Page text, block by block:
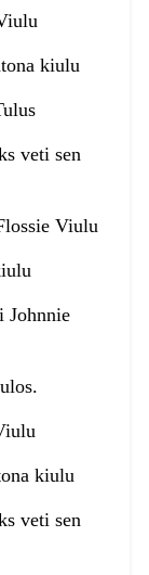
kiulu
veti sen
Viulu
Johnnie
kiulu
veti sen